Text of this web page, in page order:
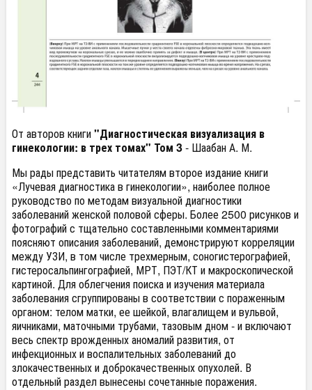
От авторов книги"Диагностическая визуализация в
гинекологии: в трех томах" Том 3- Шаабан А. М.
Мы рады представить читателям второе издание книги
«Лучевая диагностика в гинекологии», наиболее полное
руководство по методам визуальной диагностики
заболеваний женской половой сферы. Более 2500 рисунков и
фотографий с тщательно составленными комментариями
поясняют описания заболеваний, демонстрируют корреляции
между УЗИ, в том числе трехмерным, соногистерографией,
гистеросальпингографией, МРТ, ПЭТ/КТ и макроскопической
картиной. Для облегчения поиска и изучения материала
заболевания сгруппированы в соответствии с пораженным
органом: телом матки, ее шейкой, влагалищем и вульвой,
яичниками, маточными трубами, тазовым дном - и включают
весь спектр врожденных аномалий развития, от
инфекционных и воспалительных заболеваний до
злокачественных и доброкачественных опухолей. В
отдельный раздел вынесены сочетанные поражения.